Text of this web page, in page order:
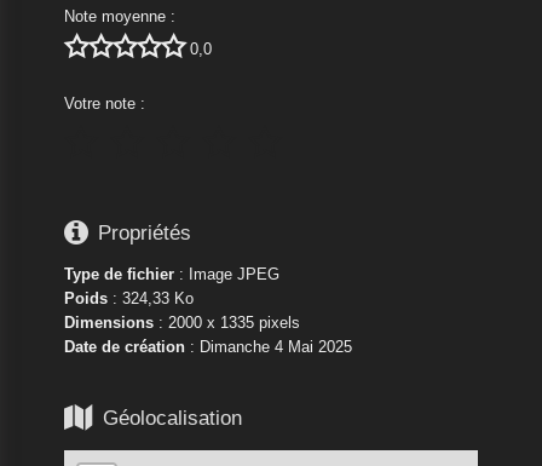
Note moyenne :
 0,0
Votre note :
 Propriétés
Type de fichier: Image JPEG
Poids: 324,33 Ko
Dimensions: 2000 x 1335 pixels
Date de création: Dimanche 4 Mai 2025
 Géolocalisation